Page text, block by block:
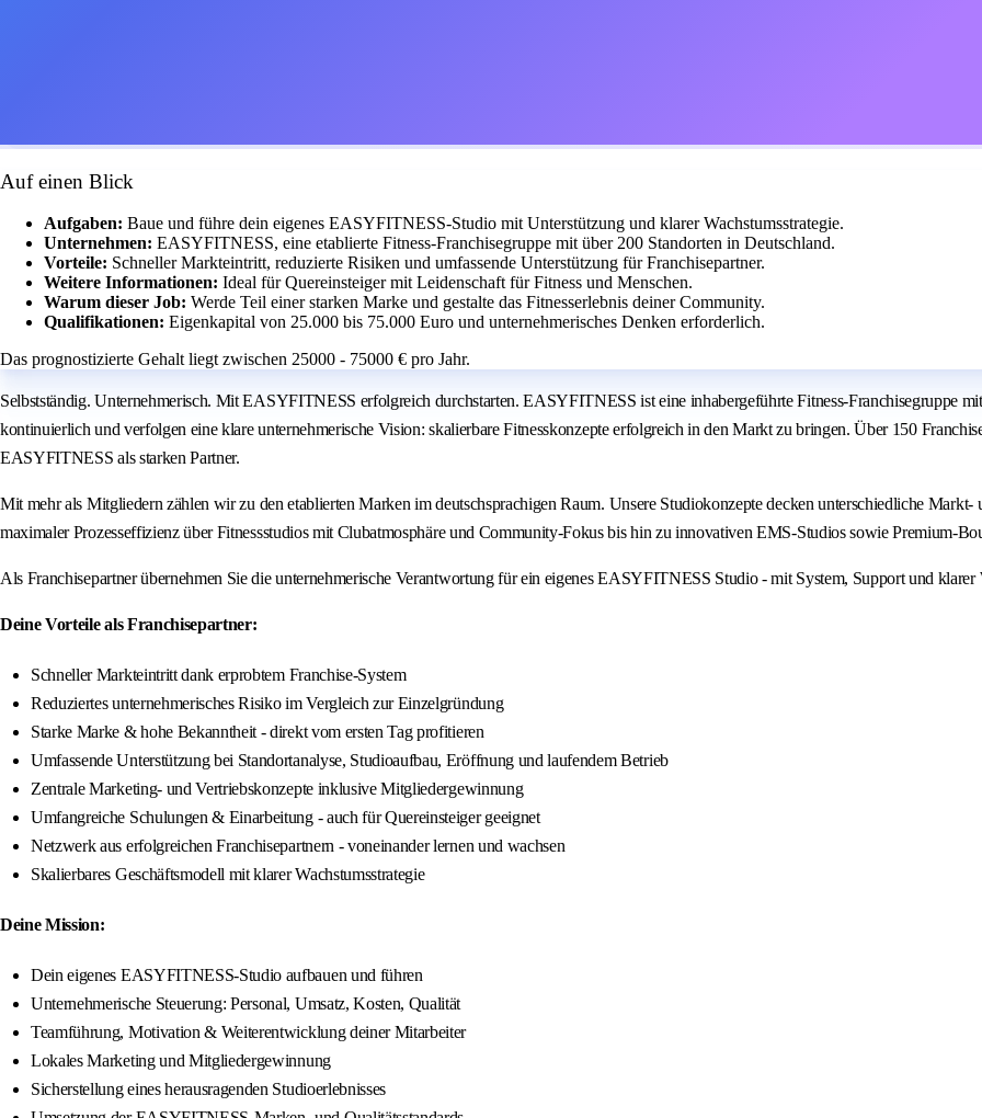
Auf einen Blick
Aufgaben: Baue und führe dein eigenes EASYFITNESS-Studio mit Unterstützung und klarer Wachstumsstrategie.
Unternehmen: EASYFITNESS, eine etablierte Fitness-Franchisegruppe mit über 200 Standorten in Deutschland.
Vorteile: Schneller Markteintritt, reduzierte Risiken und umfassende Unterstützung für Franchisepartner.
Weitere Informationen: Ideal für Quereinsteiger mit Leidenschaft für Fitness und Menschen.
Warum dieser Job: Werde Teil einer starken Marke und gestalte das Fitnesserlebnis deiner Community.
Qualifikationen: Eigenkapital von 25.000 bis 75.000 Euro und unternehmerisches Denken erforderlich.
Das prognostizierte Gehalt liegt zwischen 25000 - 75000 € pro Jahr.
Selbstständig. Unternehmerisch. Mit EASYFITNESS erfolgreich durchstarten. EASYFITNESS ist eine inhabergeführte Fitness-Franchisegruppe
kontinuierlich und verfolgen eine klare unternehmerische Vision: skalierbare Fitnesskonzepte erfolgreich in den Markt zu bringen. Über 150
EASYFITNESS als starken Partner.
Mit mehr als Mitgliedern zählen wir zu den etablierten Marken im deutschsprachigen Raum. Unsere Studiokonzepte decken unterschiedliche
maximaler Prozesseffizienz über Fitnessstudios mit Clubatmosphäre und Community-Fokus bis hin zu innovativen EMS-Studios sowie Premium-
Als Franchisepartner übernehmen Sie die unternehmerische Verantwortung für ein eigenes EASYFITNESS Studio - mit System, Support und klarer
Deine Vorteile als Franchisepartner:
Schneller Markteintritt dank erprobtem Franchise-System
Reduziertes unternehmerisches Risiko im Vergleich zur Einzelgründung
Starke Marke & hohe Bekanntheit - direkt vom ersten Tag profitieren
Umfassende Unterstützung bei Standortanalyse, Studioaufbau, Eröffnung und laufendem Betrieb
Zentrale Marketing- und Vertriebskonzepte inklusive Mitgliedergewinnung
Umfangreiche Schulungen & Einarbeitung - auch für Quereinsteiger geeignet
Netzwerk aus erfolgreichen Franchisepartnern - voneinander lernen und wachsen
Skalierbares Geschäftsmodell mit klarer Wachstumsstrategie
Deine Mission:
Dein eigenes EASYFITNESS-Studio aufbauen und führen
Unternehmerische Steuerung: Personal, Umsatz, Kosten, Qualität
Teamführung, Motivation & Weiterentwicklung deiner Mitarbeiter
Lokales Marketing und Mitgliedergewinnung
Sicherstellung eines herausragenden Studioerlebnisses